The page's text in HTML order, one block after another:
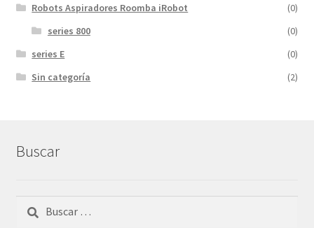
Robots Aspiradores Roomba iRobot
(0)
series 800
(0)
series E
(0)
Sin categoría
(2)
Buscar
Buscar: